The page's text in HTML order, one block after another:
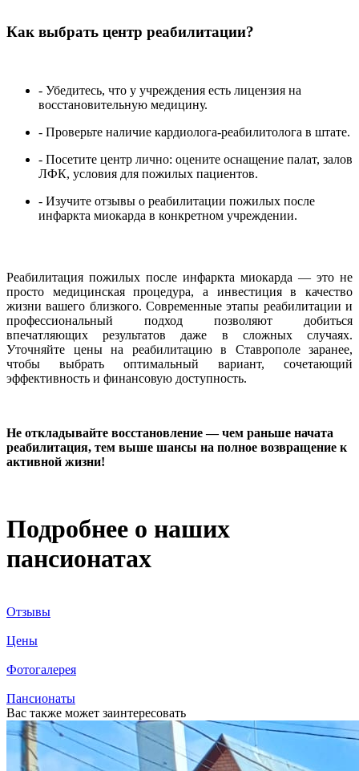
Как выбрать центр реабилитации?
- Убедитесь, что у учреждения есть лицензия на
восстановительную медицину.
- Проверьте наличие кардиолога-реабилитолога в штате.
- Посетите центр лично: оцените оснащение палат, залов
ЛФК, условия для пожилых пациентов.
- Изучите отзывы о реабилитации пожилых после
инфаркта миокарда в конкретном учреждении.
Реабилитация пожилых после инфаркта миокарда — это не
просто медицинская процедура, а инвестиция в качество
жизни вашего близкого. Современные этапы реабилитации и
профессиональный подход позволяют добиться
впечатляющих результатов даже в сложных случаях.
Уточняйте цены на реабилитацию в Ставрополе заранее,
чтобы выбрать оптимальный вариант, сочетающий
эффективность и финансовую доступность.
Не откладывайте восстановление — чем раньше начата
реабилитация, тем выше шансы на полное возвращение к
активной жизни!
Подробнее о наших
пансионатах
Отзывы
Цены
Фотогалерея
Пансионаты
Вас также может заинтересовать